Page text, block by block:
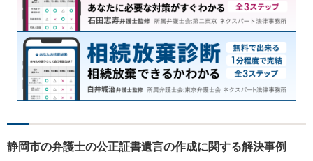
静岡市の弁護士の公正証書遺言の作成に関する解決事例